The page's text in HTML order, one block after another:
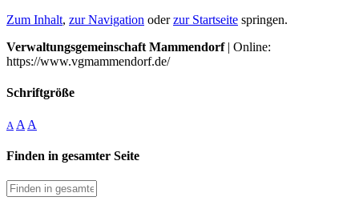
Zum Inhalt, zur Navigation oderzur Startseite springen.
Verwaltungsgemeinschaft Mammendorf| Online:
https://www.vgmammendorf.de/
Schriftgröße
A A A
Finden in gesamter Seite